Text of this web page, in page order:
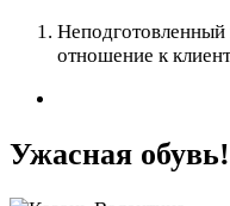
Неподготовленный
отношение к
Ужасная обувь!